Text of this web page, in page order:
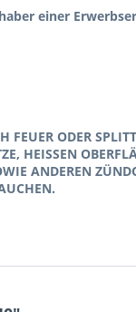
einer
FEUER ODER
HEISSEN
ANDEREN